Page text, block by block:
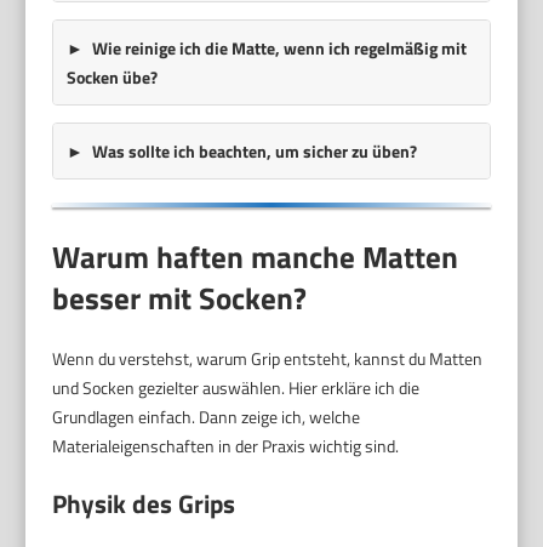
Wie reinige ich die Matte, wenn ich regelmäßig mit
Socken übe?
Was sollte ich beachten, um sicher zu üben?
Warum haften manche Matten
besser mit Socken?
Wenn du verstehst, warum Grip entsteht, kannst du Matten
und Socken gezielter auswählen. Hier erkläre ich die
Grundlagen einfach. Dann zeige ich, welche
Materialeigenschaften in der Praxis wichtig sind.
Physik des Grips